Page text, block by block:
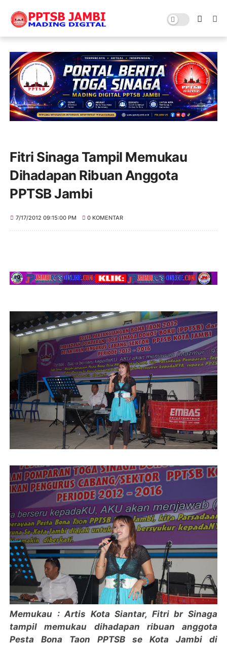
Fitri Sinaga Tampil Memukau
Dihadapan Ribuan Anggota
PPTSB Jambi
7/17/2012 09:15:00 PM 0 KOMENTAR
Memukau : Artis Kota Siantar, Fitri br Sinaga
tampil memukau dihadapan ribuan anggota
Pesta Bona Taon PPTSB se Kota Jambi di